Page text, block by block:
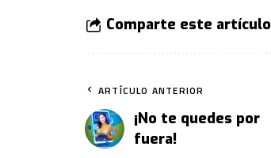
Comparte este artículo
ARTÍCULO ANTERIOR
¡No te quedes por
fuera!